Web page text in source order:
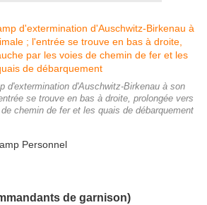
d'extermination d'Auschwitz-Birkenau à son
se trouve en bas à droite, prolongée vers
chemin de fer et les quais de débarquement
Personnel
de garnison)